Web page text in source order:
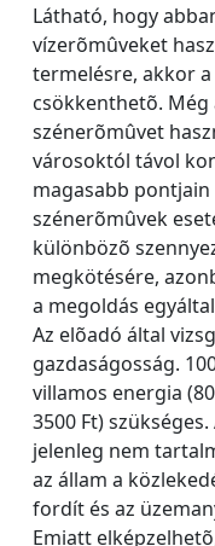
Látható, hogy
vízerõmûveket
termelésre, akkor
csökkenthetõ. Még
szénerõmûvet
városoktól távol
magasabb pontjain
szénerõmûvek
különbözõ
megkötésére,
a megoldás
Az elõadó által
gazdaságosság.
villamos energia
3500 Ft)
jelenleg nem
az állam a
fordít és az
Emiatt